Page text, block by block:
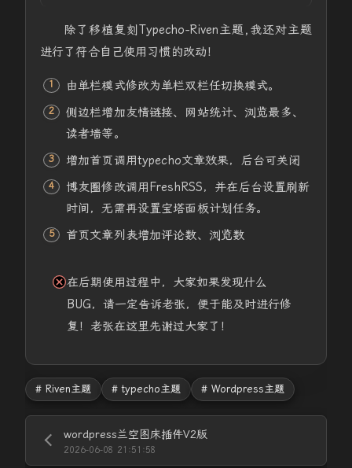
除了移植复刻Typecho-Riven主题,我还对主题
进行了符合自己使用习惯的改动！
由单栏模式修改为单栏双栏任切换模式。
侧边栏增加友情链接、网站统计、浏览最多、
读者墙等。
增加首页调用typecho文章效果，后台可关闭
博友圈修改调用FreshRSS，并在后台设置刷新
时间，无需再设置宝塔面板计划任务。
首页文章列表增加评论数、浏览数
在后期使用过程中，大家如果发现什么
BUG，请一定告诉老张，便于能及时进行修
复！老张在这里先谢过大家了！
# Riven主题 # typecho主题 # Wordpress主题
wordpress兰空图床插件V2版
2026-06-08 21:51:58